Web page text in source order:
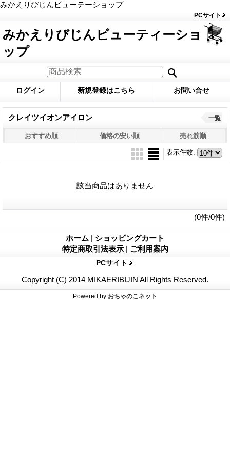
みかえりびじんビューテーショップ
PCサイト
みかえりびじんビューティーショ
ップ
ログイン 新規登録はこちら お問い合せ
クレイツイオンアイロン 一覧
おすすめ順 価格の安い順 売れ筋順
表示件数:
該当商品はありません
(0件/0件)
ホーム | ショッピングカート
特定商取引法表示 | ご利用案内
PCサイト
Copyright (C) 2014 MIKAERIBIJIN All Rights Reserved.
Powered by おちゃのこネット